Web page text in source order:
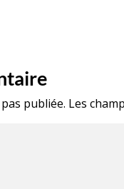
publiée. Les